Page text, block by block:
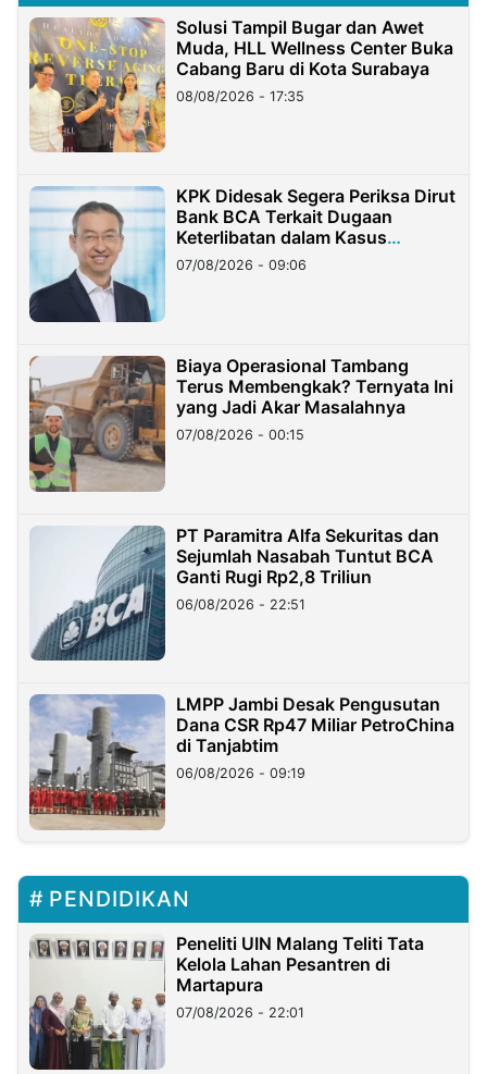
Solusi Tampil Bugar dan Awet
Muda, HLL Wellness Center Buka
Cabang Baru di Kota Surabaya
08/08/2026 - 17:35
KPK Didesak Segera Periksa Dirut
Bank BCA Terkait Dugaan
Keterlibatan dalam Kasus
Hilangnya Dana Nasabah Rp2,58
Miliar
07/08/2026 - 09:06
Biaya Operasional Tambang
Terus Membengkak? Ternyata Ini
yang Jadi Akar Masalahnya
07/08/2026 - 00:15
PT Paramitra Alfa Sekuritas dan
Sejumlah Nasabah Tuntut BCA
Ganti Rugi Rp2,8 Triliun
06/08/2026 - 22:51
LMPP Jambi Desak Pengusutan
Dana CSR Rp47 Miliar PetroChina
di Tanjabtim
06/08/2026 - 09:19
PENDIDIKAN
Peneliti UIN Malang Teliti Tata
Kelola Lahan Pesantren di
Martapura
07/08/2026 - 22:01